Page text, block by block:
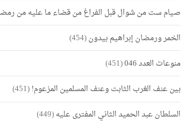
صيام ست من شوال قبل الفراغ من قضاء ما عليه من
الخمر ورمضان إبراهيم بيدون(454)
منوعات العدد 046
(451)
بين عنف الغرب الثابت وعنف المسلمين المزعوم!(451)
السلطان عبد الحميد الثاني المفترى عليه(449)